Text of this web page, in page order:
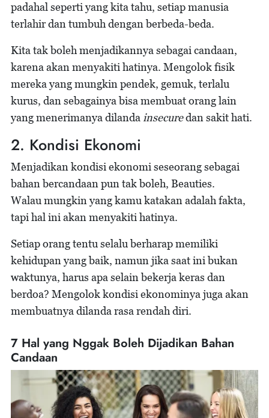
padahal seperti yang kita tahu, setiap manusia
terlahir dan tumbuh dengan berbeda-beda.
Kita tak boleh menjadikannya sebagai candaan,
karena akan menyakiti hatinya. Mengolok fisik
mereka yang mungkin pendek, gemuk, terlalu
kurus, dan sebagainya bisa membuat orang lain
yang menerimanya dilanda insecuredan sakit hati.
2. Kondisi Ekonomi
Menjadikan kondisi ekonomi seseorang sebagai
bahan bercandaan pun tak boleh, Beauties.
Walau mungkin yang kamu katakan adalah fakta,
tapi hal ini akan menyakiti hatinya.
Setiap orang tentu selalu berharap memiliki
kehidupan yang baik, namun jika saat ini bukan
waktunya, harus apa selain bekerja keras dan
berdoa? Mengolok kondisi ekonominya juga akan
membuatnya dilanda rasa rendah diri.
7 Hal yang Nggak Boleh Dijadikan Bahan
Candaan